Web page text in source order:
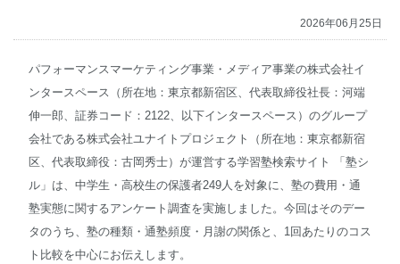
お問い合わせ
English
2026年06月25日
パフォーマンスマーケティング事業・メディア事業の株式会社イ
ンタースペース（所在地：東京都新宿区、代表取締役社長：河端
伸一郎、証券コード：2122、以下インタースペース）のグループ
会社である株式会社ユナイトプロジェクト（所在地：東京都新宿
区、代表取締役：古岡秀士）が運営する学習塾検索サイト 「塾シ
ル」は、中学生・高校生の保護者249人を対象に、塾の費用・通
塾実態に関するアンケート調査を実施しました。今回はそのデー
タのうち、塾の種類・通塾頻度・月謝の関係と、1回あたりのコス
ト比較を中心にお伝えします。